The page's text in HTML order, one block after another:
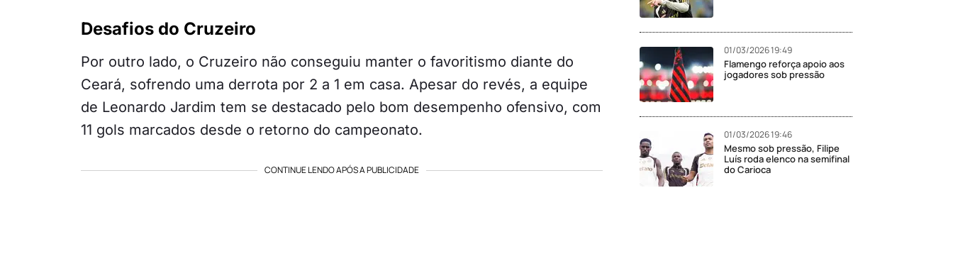
Desafios do Cruzeiro
Por outro lado, o Cruzeiro não conseguiu manter o favoritismo diante do
Ceará, sofrendo uma derrota por 2 a 1 em casa. Apesar do revés, a equipe
de Leonardo Jardim tem se destacado pelo bom desempenho ofensivo, com
11 gols marcados desde o retorno do campeonato.
CONTINUE LENDO APÓS A PUBLICIDADE
01/03/2026 19:49
Flamengo reforça apoio aos
jogadores sob pressão
01/03/2026 19:46
Mesmo sob pressão, Filipe
Luís roda elenco na semifinal
do Carioca